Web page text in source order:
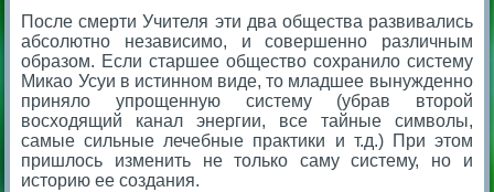
После смерти Учителя эти два общества развивались
абсолютно независимо, и совершенно различным
образом. Если старшее общество сохранило систему
Микао Усуи в истинном виде, то младшее вынужденно
приняло упрощенную систему (убрав второй
восходящий канал энергии, все тайные символы,
самые сильные лечебные практики и т.д.) При этом
пришлось изменить не только саму систему, но и
историю ее создания.